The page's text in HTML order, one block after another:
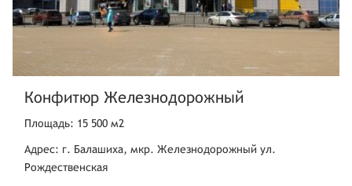
Конфитюр Железнодорожный
Площадь: 15 500 м2
Адрес: г. Балашиха, мкр. Железнодорожный ул.
Рождественская